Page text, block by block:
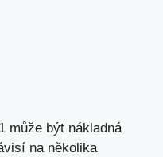
může být nákladná
na několika